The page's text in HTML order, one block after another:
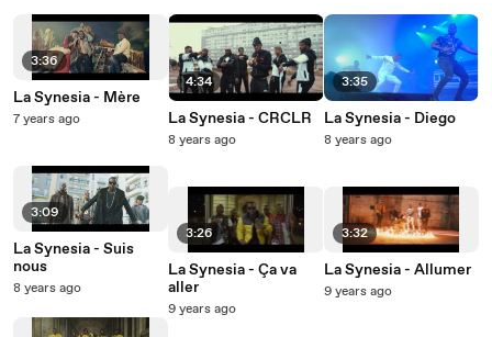
3:36
La Synesia - Mère
7 years ago
3:09
La Synesia - Suis
nous
8 years ago
4:34
La Synesia - CRCLR
8 years ago
3:26
La Synesia - Ça va
aller
9 years ago
3:35
La Synesia - Diego
8 years ago
3:32
La Synesia - Allumer
9 years ago